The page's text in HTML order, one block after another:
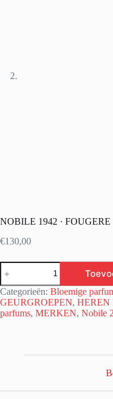
NOBILE 1942 ·
€130,00
NOBILE
1942
·
FOUGERE
NOBILE
75ML
Categorieën: Bloemige
GEURGROEPEN, HEREN
parfums, MERKEN, Nobile